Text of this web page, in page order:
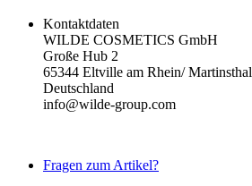
Kontaktdaten
WILDE COSMETICS GmbH
Große Hub 2
65344 Eltville am Rhein/ Martinsthal
Deutschland
info@wilde-group.com
Fragen zum Artikel?